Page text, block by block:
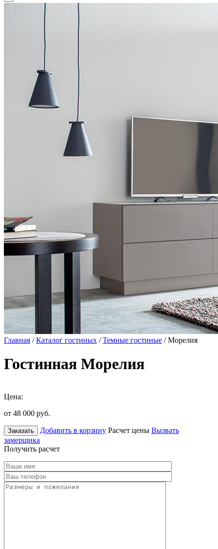
Главная /Каталог гостиных /Темные гостиные / Морелия
Гостинная Морелия
Цена:
от 48 000 руб.
Заказать Добавить в корзину Расчет цены Вызвать
замерщика
Получить расчет